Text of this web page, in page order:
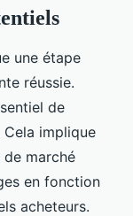
une étape
réussie.
de
Cela implique
marché
en fonction
acheteurs.